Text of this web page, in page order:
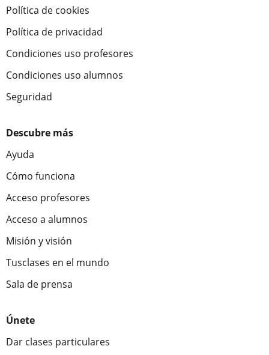
Política de cookies
Política de privacidad
Condiciones uso profesores
Condiciones uso alumnos
Seguridad
Descubre más
Ayuda
Cómo funciona
Acceso profesores
Acceso a alumnos
Misión y visión
Tusclases en el mundo
Sala de prensa
Únete
Dar clases particulares